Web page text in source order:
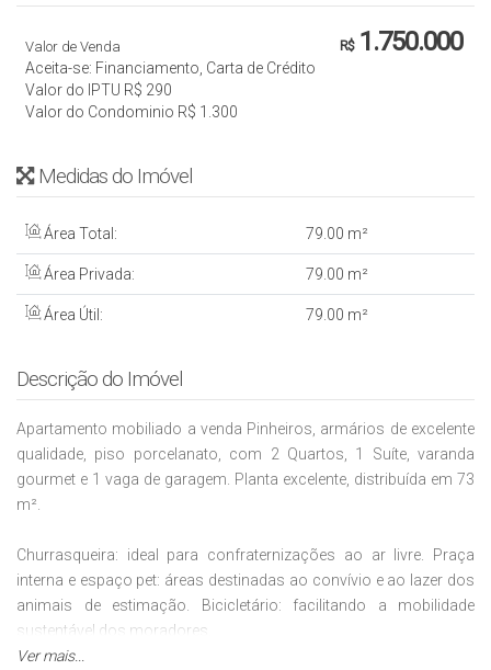
R$1.750.000
Valor de Venda
Aceita-se: Financiamento, Carta de Crédito
Valor do IPTU R$ 290
Valor do Condominio R$ 1.300
Medidas do Imóvel
Área Total: 79.00 m²
Área Privada: 79.00 m²
Área Útil: 79.00 m²
Descrição do Imóvel
Apartamento mobiliado a venda Pinheiros, armários de excelente
qualidade, piso porcelanato, com 2 Quartos, 1 Suíte, varanda
gourmet e 1 vaga de garagem. Planta excelente, distribuída em 73
m².
Churrasqueira: ideal para confraternizações ao ar livre.​ Praça
interna e espaço pet: áreas destinadas ao convívio e ao lazer dos
animais de estimação.​ Bicicletário: facilitando a mobilidade
sustentável dos moradores.​
Ver mais...